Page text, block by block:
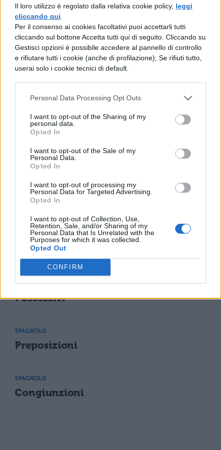
Il loro utilizzo è regolato dalla relativa cookie policy, leggi
cliccando qui
Per il consenso ai cookies facoltativi puoi accettarli tutti
cliccando sul bottone Accetta tutti qui di seguito. Cliccando su
Gestisci opzioni è possibile accedere al pannello di controllo
e rifiutare tutti i cookie (anche di profilazione); Se rifiuti tutto,
userai solo i cookie tecnici di default.
Personal Data Processing Opt Outs
I want to opt-out of the Sharing of my
personal data.
Opted In
I want to opt-out of the Sale of my
Personal Data.
Opted In
I want to opt-out of processing my
Personal Data for Targeted Advertising.
Opted In
I want to opt-out of Collection, Use,
Retention, Sale, and/or Sharing of my
Personal Data that Is Unrelated with the
Purposes for which it was collected.
Opted Out
CONFIRM
TI POTREBBE INTERESSARE
SPAGNOLO
Superlativo
Pronomi interrogativi
SPAGNOLO
Pronomi indefiniti
SPAGNOLO
Pronomi personali complemento
SPAGNOLO
Possessivi
SPAGNOLO
Preposizioni
SPAGNOLO
Congiunzioni